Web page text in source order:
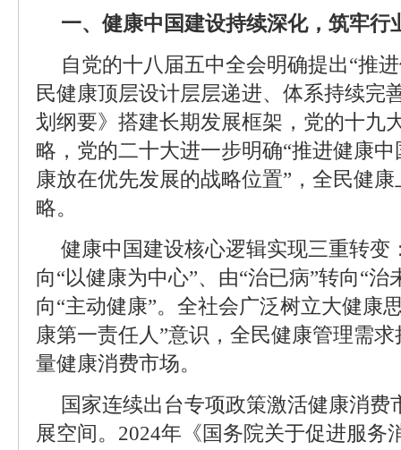
一、健康中国建设持续深化，筑牢行
自党的十八届五中全会明确提出“推
民健康顶层设计层层递进、体系持续完
划纲要》搭建长期发展框架，党的十九
略，党的二十大进一步明确“推进健康
康放在优先发展的战略位置”，全民健
略。
健康中国建设核心逻辑实现三重转变
向“以健康为中心”、由“治已病”转向“治
向“主动健康”。全社会广泛树立大健康
康第一责任人”意识，全民健康管理需
量健康消费市场。
国家连续出台专项政策激活健康消费
展空间。2024年《国务院关于促进服务